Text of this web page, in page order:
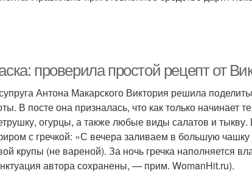
проверила простой рецепт от
Антона Макарского Виктория решила
В посте она призналась, что как только начинает
огурцы, а также любые виды салатов и
с гречкой: «С вечера заливаем в большую
крупы (не вареной). За ночь гречка наполняется
автора сохранены, — прим. WomanHit.ru).